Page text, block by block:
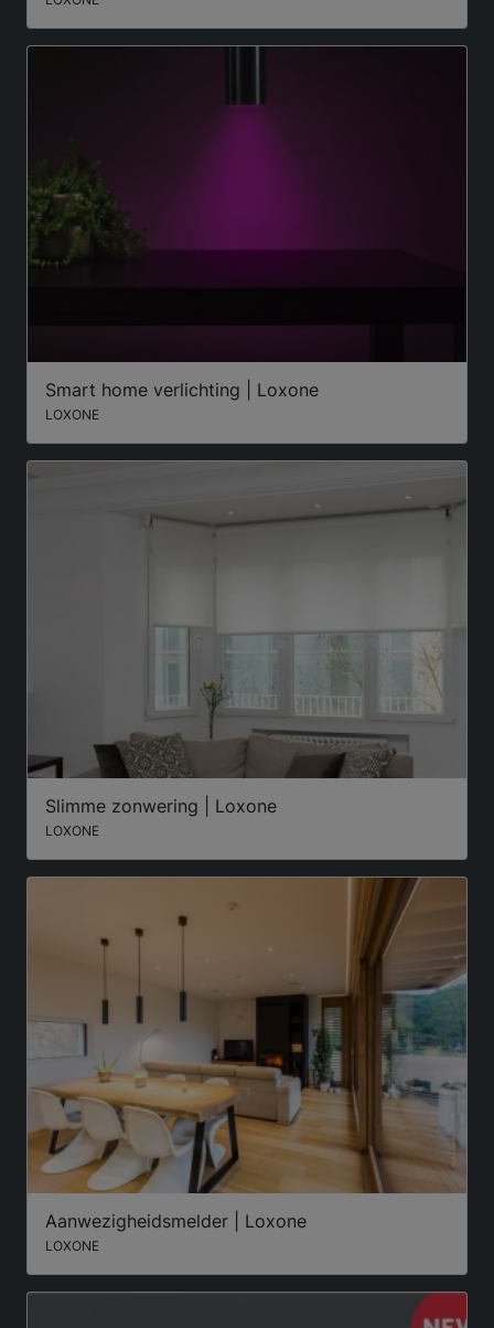
Smart home verlichting | Loxone
LOXONE
Slimme zonwering | Loxone
LOXONE
Aanwezigheidsmelder | Loxone
LOXONE